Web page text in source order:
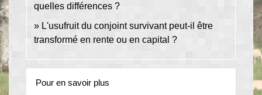
quelles différences ?
L'usufruit du conjoint survivant peut-il être
transformé en rente ou en capital ?
Pour en savoir plus